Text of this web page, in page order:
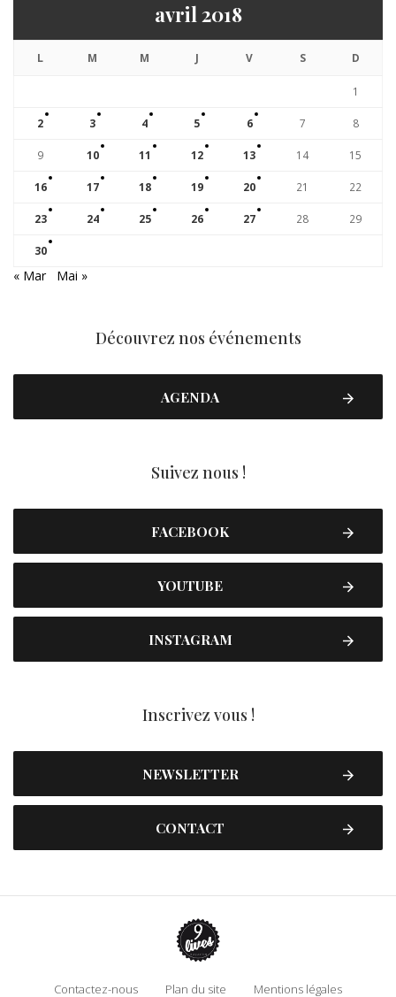
avril 2018
L M M J V S D
1
2 3 4 5 6 7 8
9 10 11 12 13 14 15
16 17 18 19 20 21 22
23 24 25 26 27 28 29
30
« Mar Mai »
Découvrez nos événements
AGENDA
Suivez nous !
FACEBOOK
YOUTUBE
INSTAGRAM
Inscrivez vous !
NEWSLETTER
CONTACT
Contactez-nous Plan du site Mentions légales